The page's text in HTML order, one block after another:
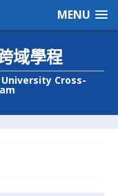
MENU
域學程
Cross-